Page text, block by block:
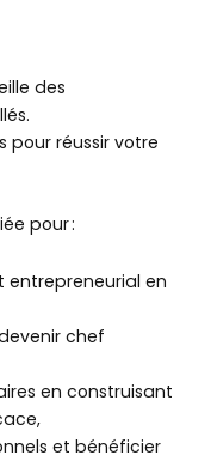
des
pour réussir votre
pour :
entrepreneurial en
chef
en construisant
et bénéficier